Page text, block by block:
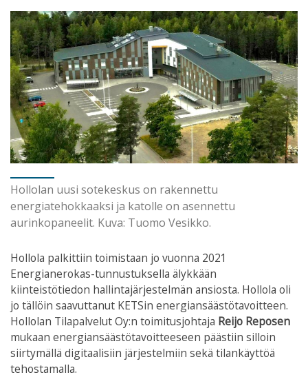
Hollolan uusi sotekeskus on rakennettu
energiatehokkaaksi ja katolle on asennettu
aurinkopaneelit. Kuva: Tuomo Vesikko.
Hollola palkittiin toimistaan jo vuonna 2021
Energianerokas-tunnustuksella älykkään
kiinteistötiedon hallintajärjestelmän ansiosta. Hollola oli
jo tällöin saavuttanut KETSin energiansäästötavoitteen.
Hollolan Tilapalvelut Oy:n toimitusjohtaja Reijo Reposen
mukaan energiansäästötavoitteeseen päästiin silloin
siirtymällä digitaalisiin järjestelmiin sekä tilankäyttöä
tehostamalla.